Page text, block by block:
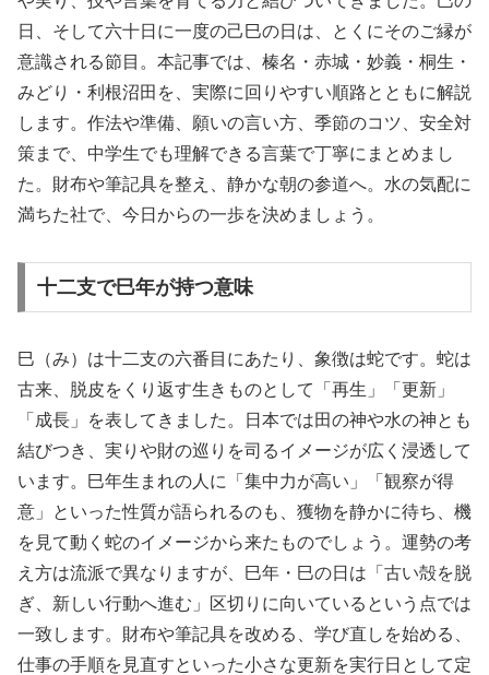
日、そして六十日に一度の己巳の日は、とくにそのご縁が
意識される節目。本記事では、榛名・赤城・妙義・桐生・
みどり・利根沼田を、実際に回りやすい順路とともに解説
します。作法や準備、願いの言い方、季節のコツ、安全対
策まで、中学生でも理解できる言葉で丁寧にまとめまし
た。財布や筆記具を整え、静かな朝の参道へ。水の気配に
満ちた社で、今日からの一歩を決めましょう。
十二支で巳年が持つ意味
巳（み）は十二支の六番目にあたり、象徴は蛇です。蛇は
古来、脱皮をくり返す生きものとして「再生」「更新」
「成長」を表してきました。日本では田の神や水の神とも
結びつき、実りや財の巡りを司るイメージが広く浸透して
います。巳年生まれの人に「集中力が高い」「観察が得
意」といった性質が語られるのも、獲物を静かに待ち、機
を見て動く蛇のイメージから来たものでしょう。運勢の考
え方は流派で異なりますが、巳年・巳の日は「古い殻を脱
ぎ、新しい行動へ進む」区切りに向いているという点では
一致します。財布や筆記具を改める、学び直しを始める、
仕事の手順を見直すといった小さな更新を実行日として定